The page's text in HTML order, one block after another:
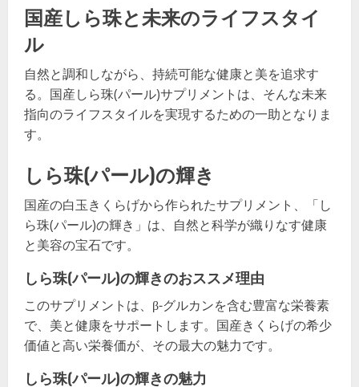
国産しら珠と未来のライフスタイ
ル
自然と調和しながら、持続可能な健康と美を追求す
る。国産しら珠(パール)サプリメントは、そんな未来
指向のライフスタイルを実現するための一助となりま
す。
しら珠(パール)の輝き
国産の白玉きくらげから作られたサプリメント、「し
ら珠(パール)の輝き」は、自然と科学が織りなす健康
と美容の宝石です。
しら珠(パール)の輝きのおススメ理由
このサプリメントは、β-グルカンを含む豊富な栄養素
で、美と健康をサポートします。国産きくらげの希少
価値と高い栄養価が、その最大の魅力です。
しら珠(パール)の輝きの魅力